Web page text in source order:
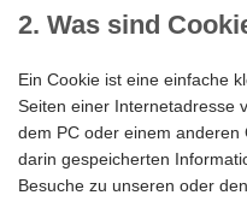
2. Was sind
Ein Cookie ist eine einfache
Seiten einer Internetadresse
dem PC oder einem
darin gespeicherten
Besuche zu unseren oder